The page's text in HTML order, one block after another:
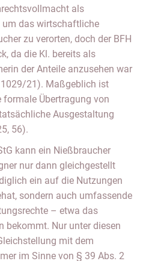
als
um das wirtschaftliche
zu verorten, doch der BFH
da die Kl. bereits als
der Anteile anzusehen war
21). Maßgeblich ist
Übertragung von
Ausgestaltung
56).
kann ein Nießbraucher
nur dann gleichgestellt
ein auf die Nutzungen
sondern auch umfassende
– etwa das
bekommt. Nur unter diesen
mit dem
im Sinne von § 39 Abs. 2